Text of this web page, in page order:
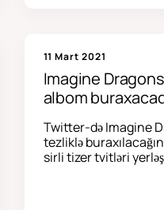
11 Mart 2021
Imagine
albom
Twitter-də Imagine
tezliklə
sirli tizer tvitləri